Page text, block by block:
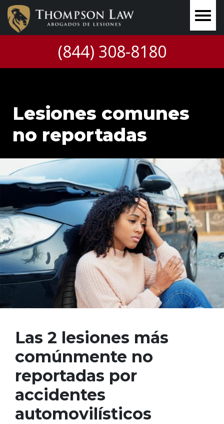
(844) 308-8180
Lesiones comunes
no reportadas
Las 2 lesiones más
comúnmente no
reportadas por
accidentes
automovilísticos